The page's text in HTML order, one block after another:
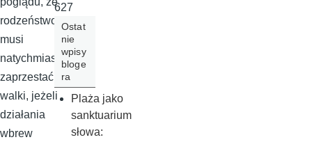
rodzeństwo
musi
natychmiast
zaprzestać
walki, jeżeli
działania
wbrew
627
Ostat
nie
wpisy
bloge
ra
Plaża jako
sanktuarium
słowa: